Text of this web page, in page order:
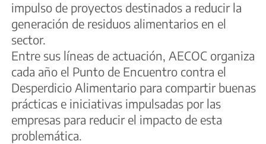
impulso de proyectos destinados a reducir la
generación de residuos alimentarios en el
sector.
Entre sus líneas de actuación, AECOC organiza
cada año el Punto de Encuentro contra el
Desperdicio Alimentario para compartir buenas
prácticas e iniciativas impulsadas por las
empresas para reducir el impacto de esta
problemática.